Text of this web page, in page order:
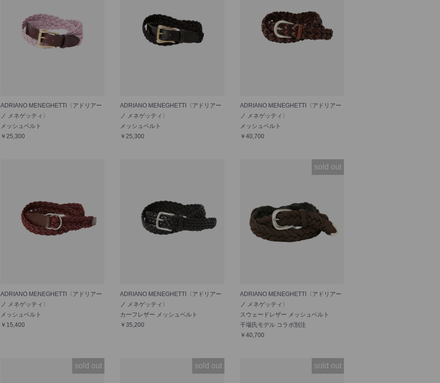
ADRIANO MENEGHETTI〈アドリアー
ノ メネゲッティ〉
メッシュベルト
￥25,300
ADRIANO MENEGHETTI〈アドリアー
ノ メネゲッティ〉
メッシュベルト
￥25,300
ADRIANO MENEGHETTI〈アドリアー
ノ メネゲッティ〉
メッシュベルト
￥40,700
ADRIANO MENEGHETTI〈アドリアー
ノ メネゲッティ〉
メッシュベルト
￥15,400
ADRIANO MENEGHETTI〈アドリアー
ノ メネゲッティ〉
カーフレザー メッシュベルト
￥35,200
sold out
ADRIANO MENEGHETTI〈アドリアー
ノ メネゲッティ〉
スウェードレザー メッシュベルト
干場氏モデル コラボ別注
￥40,700
sold out sold out sold out